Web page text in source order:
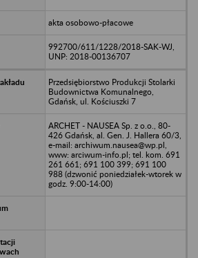
akta osobowo-płacowe
992700/611/1228/2018-SAK-WJ,
UNP: 2018-00136707
Przedsiębiorstwo Produkcji Stolarki
Budownictwa Komunalnego,
Gdańsk, ul. Kościuszki 7
ARCHET - NAUSEA Sp. z o.o., 80-
426 Gdańsk, al. Gen. J. Hallera 60/3,
e-mail: archiwum.nausea@wp.pl,
www: arciwum-info.pl; tel. kom. 691
261 661; 691 100 399; 691 100
988 (dzwonić poniedziałek-wtorek w
godz. 9:00-14:00)